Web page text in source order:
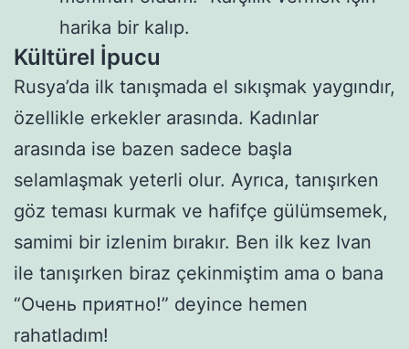
harika bir kalıp.
Kültürel İpucu
Rusya’da ilk tanışmada el sıkışmak yaygındır,
özellikle erkekler arasında. Kadınlar
arasında ise bazen sadece başla
selamlaşmak yeterli olur. Ayrıca, tanışırken
göz teması kurmak ve hafifçe gülümsemek,
samimi bir izlenim bırakır. Ben ilk kez Ivan
ile tanışırken biraz çekinmiştim ama o bana
“Очень приятно!” deyince hemen
rahatladım!